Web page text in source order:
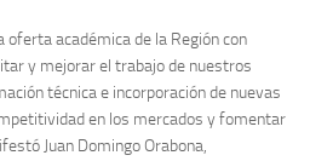
oferta académica de la Región con
y mejorar el trabajo de nuestros
técnica e incorporación de nuevas
en los mercados y fomentar
Juan Domingo Orabona,